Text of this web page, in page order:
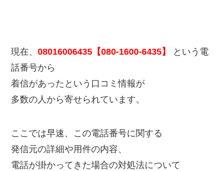
現在、08016006435【080-1600-6435】
という電
話番号から
着信があったという口コミ情報が
多数の人から寄せられています。
ここでは早速、この電話番号に関する
発信元の詳細や用件の内容、
電話が掛かってきた場合の対処法について